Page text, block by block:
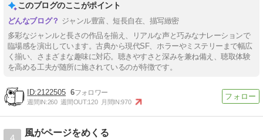
このブログのここがポイント
ジャンル豊富、短長自在、描写緻密
多彩なジャンルと長さの作品を揃え、リアルな声と巧みなナレーションで
臨場感を演出しています。古典から現代SF、ホラーやミステリーまで幅広
く揃い、さまざまな趣味に対応。聴きやすさと深みを兼ね備え、聴取体験
を高める工夫が随所に施されているのが特徴です。
2122505 6
週間IN:260 週間OUT:120 月間IN:970
風がページをめくる